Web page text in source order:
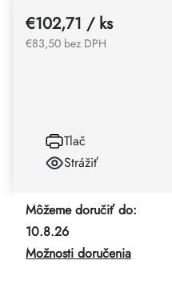
Môžeme doručiť do:
10.8.26
Možnosti doručenia
€102,71 / ks
€83,50 bez DPH
Tlač
Strážiť